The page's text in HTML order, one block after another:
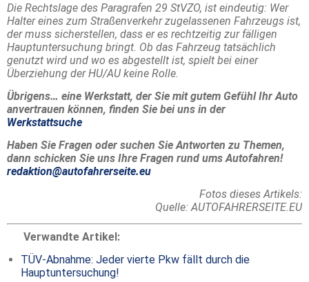
Die Rechtslage des Paragrafen 29 StVZO, ist eindeutig: Wer
Halter eines zum Straßenverkehr zugelassenen Fahrzeugs ist,
der muss sicherstellen, dass er es rechtzeitig zur fälligen
Hauptuntersuchung bringt. Ob das Fahrzeug tatsächlich
genutzt wird und wo es abgestellt ist, spielt bei einer
Überziehung der HU/AU keine Rolle.
Übrigens… eine Werkstatt, der Sie mit gutem Gefühl Ihr Auto
anvertrauen können, finden Sie bei uns in der
Werkstattsuche
Haben Sie Fragen oder suchen Sie Antworten zu Themen,
dann schicken Sie uns Ihre Fragen rund ums Autofahren!
redaktion@autofahrerseite.eu
Fotos dieses Artikels:
Quelle: AUTOFAHRERSEITE.EU
Verwandte Artikel:
TÜV-Abnahme: Jeder vierte Pkw fällt durch die
Hauptuntersuchung!